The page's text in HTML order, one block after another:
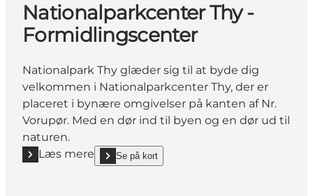
Nationalparkcenter Thy -
Formidlingscenter
Nationalpark Thy glæder sig til at byde dig
velkommen i Nationalparkcenter Thy, der er
placeret i bynære omgivelser på kanten af Nr.
Vorupør. Med en dør ind til byen og en dør ud til
naturen.
Læs mere
Læs mere "Nationalparkcenter Thy -
Se på kort
show Nationalparkcenter Thy - Formidlingscenter